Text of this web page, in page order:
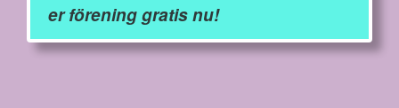
er förening gratis nu!